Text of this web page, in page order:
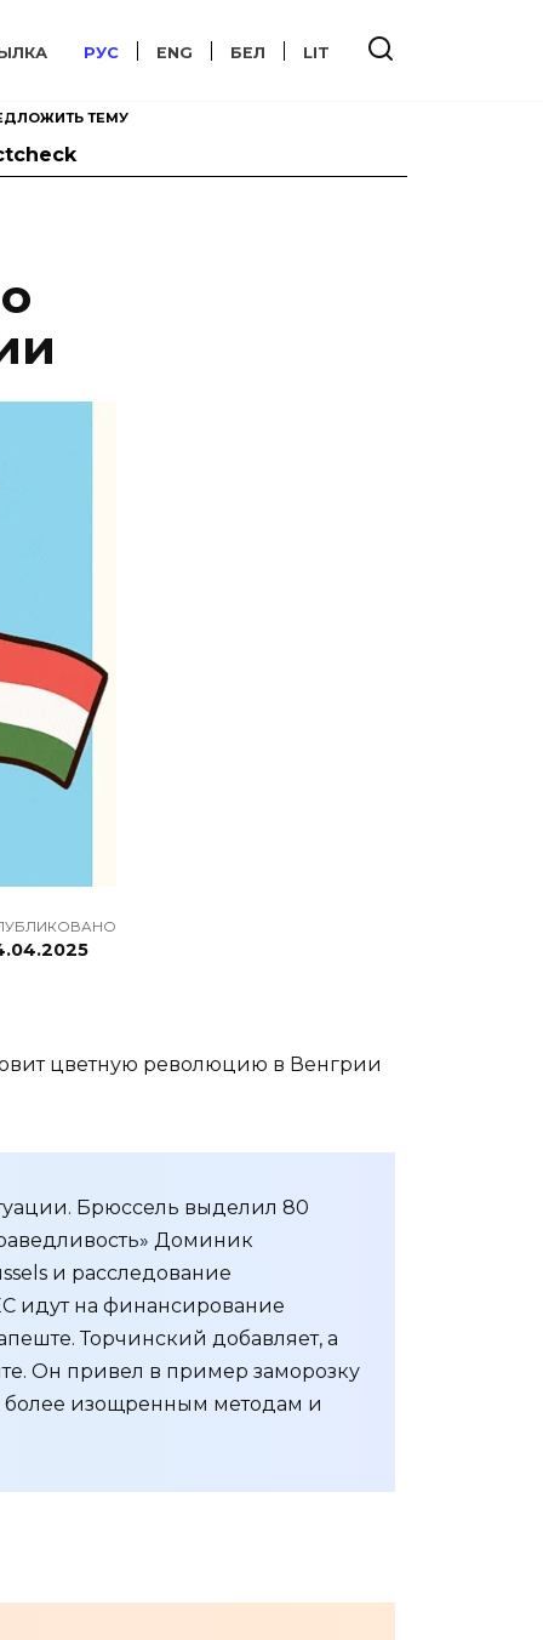
РУС ENG БЕЛ LIT
ТЕМУ
цветную революцию в Венгрии
Брюссель выделил 80
Доминик
и расследование
идут на финансирование
Торчинский добавляет, а
Он привел в пример заморозку
более изощренным методам и